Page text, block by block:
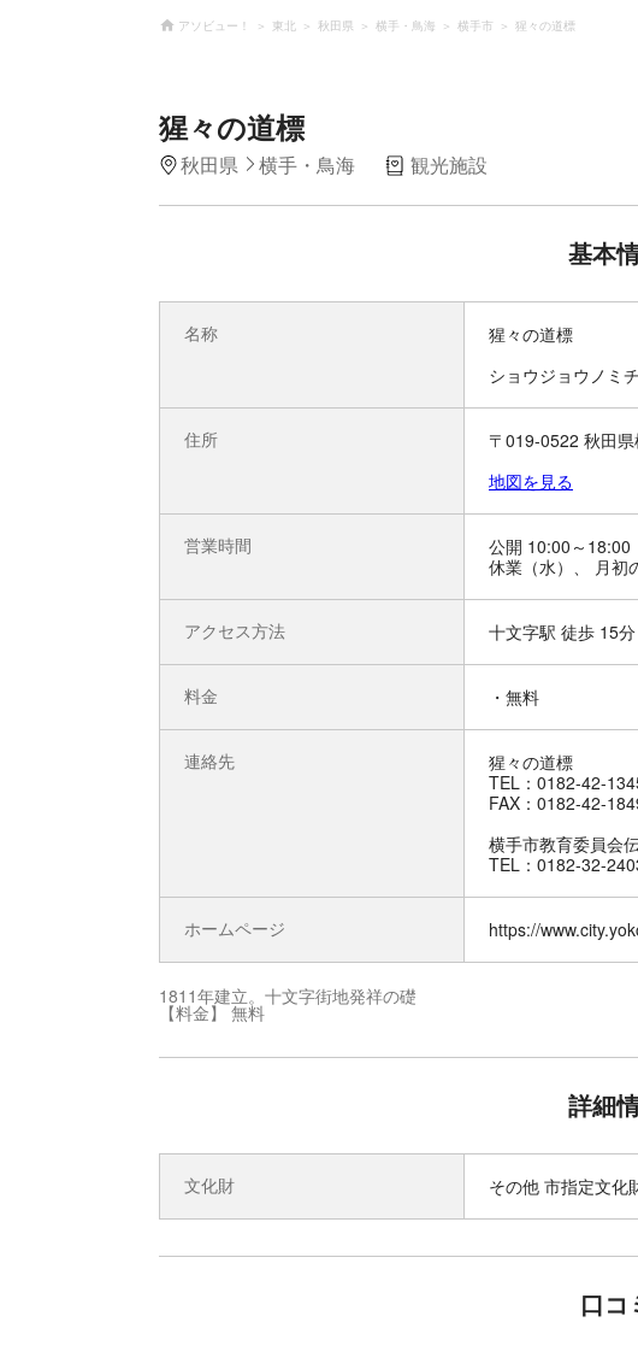
アソビュー！ 東北 秋田県 横手・鳥海 横手市 猩々の道標
猩々の道標
秋田県 横手・鳥海 観光施設
基本
名称
猩々の道標
ショウジョウノミ
住所
〒019-0522 秋田
地図を見る
営業時間
公開 10:00～18:00
休業（水）、 月初
アクセス方法 十文字駅 徒歩 15分
料金 ・無料
連絡先
猩々の道標
TEL：0182-42-
FAX：0182-42-
横手市教育委員会
TEL：0182-32-
ホームページ https://
1811年建立。十文字街地発祥の礎
【料金】 無料
詳細
文化財 その他 市指定文化
口コ